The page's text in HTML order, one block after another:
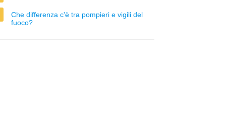
Che differenza c'è tra pompieri e vigili del
fuoco?